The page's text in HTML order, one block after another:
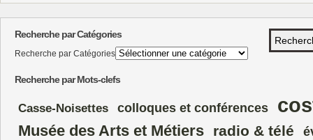
Recherche par Catégories
Recherche par Catégories
Recherche par Mots-clefs
Casse-Noisettes colloques et conférences
Musée des Arts et Métiers radio & télé